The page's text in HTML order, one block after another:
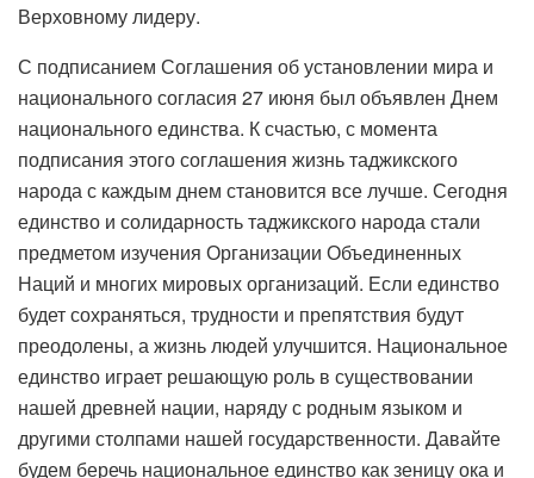
Верховному лидеру.
С подписанием Соглашения об установлении мира и
национального согласия 27 июня был объявлен Днем
национального единства. К счастью, с момента
подписания этого соглашения жизнь таджикского
народа с каждым днем ​​становится все лучше. Сегодня
единство и солидарность таджикского народа стали
предметом изучения Организации Объединенных
Наций и многих мировых организаций. Если единство
будет сохраняться, трудности и препятствия будут
преодолены, а жизнь людей улучшится. Национальное
единство играет решающую роль в существовании
нашей древней нации, наряду с родным языком и
другими столпами нашей государственности. Давайте
будем беречь национальное единство как зеницу ока и